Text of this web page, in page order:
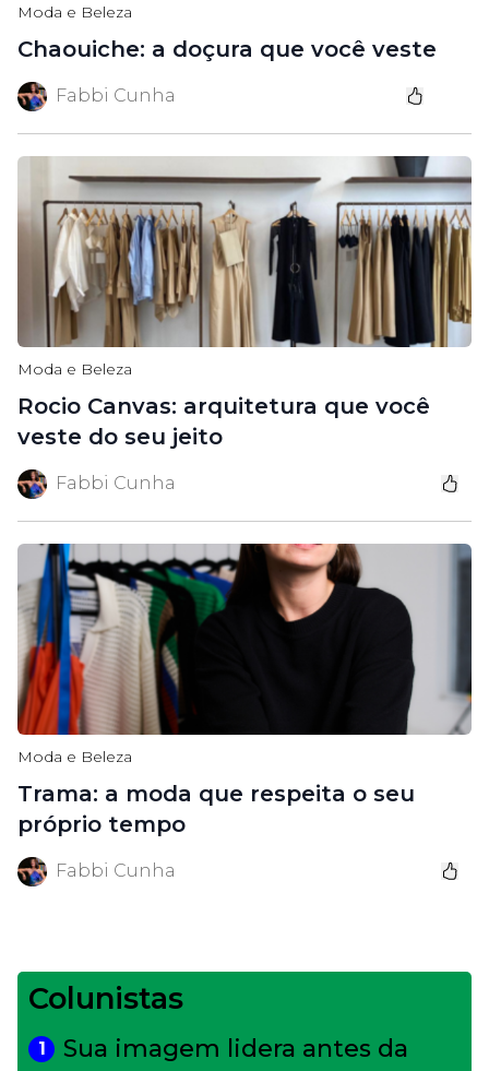
Moda e Beleza
Chaouiche: a doçura que você veste
Fabbi Cunha
Moda e Beleza
Rocio Canvas: arquitetura que você
veste do seu jeito
Fabbi Cunha
Moda e Beleza
Trama: a moda que respeita o seu
próprio tempo
Fabbi Cunha
Colunistas
1
Sua imagem lidera antes da